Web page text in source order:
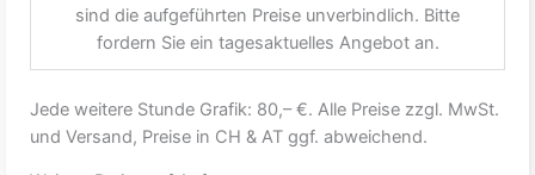
sind die aufgeführten Preise unverbindlich. Bitte
fordern Sie ein tagesaktuelles Angebot an.
Jede weitere Stunde Grafik: 80,– €. Alle Preise zzgl. MwSt.
und Versand, Preise in CH & AT ggf. abweichend.